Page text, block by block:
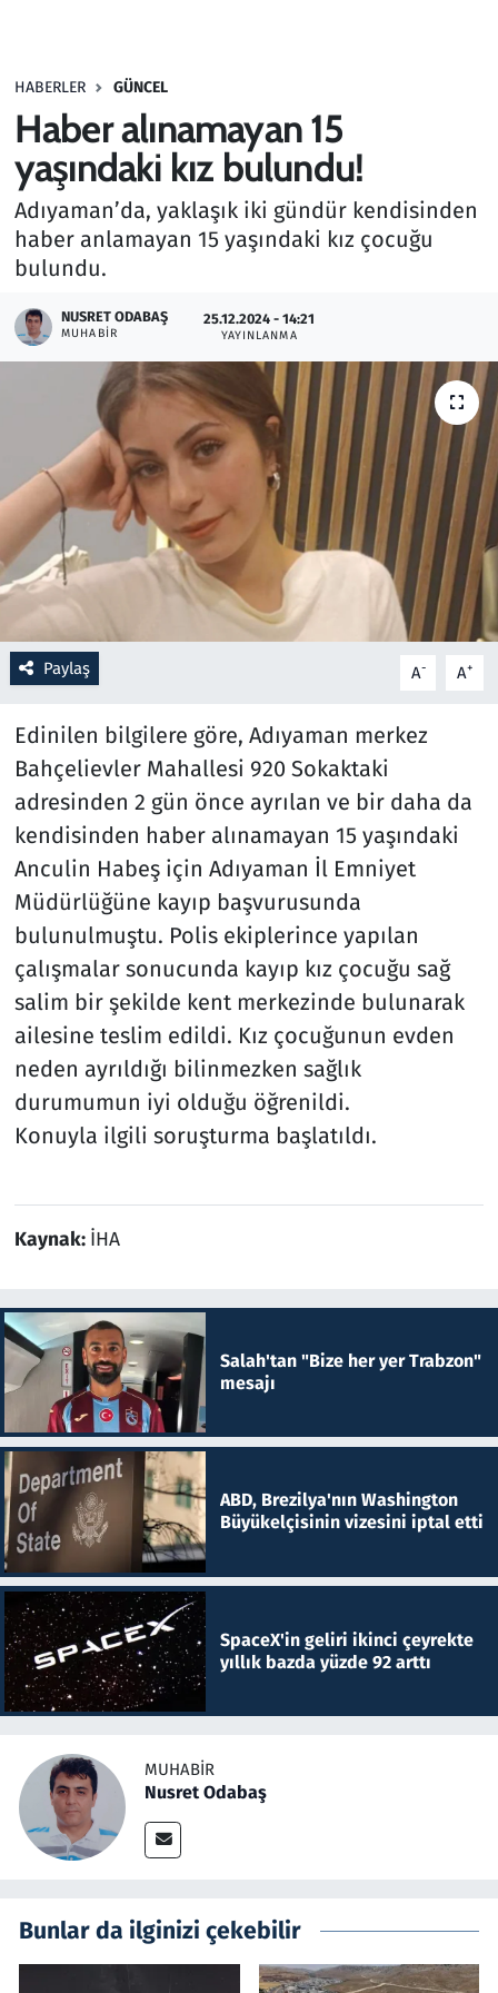
HABERLER GÜNCEL
Haber alınamayan 15
yaşındaki kız bulundu!
Adıyaman’da, yaklaşık iki gündür kendisinden
haber anlamayan 15 yaşındaki kız çocuğu
bulundu.
NUSRET ODABAŞ
MUHABIR
25.12.2024 - 14:21
YAYINLANMA
Paylaş A- A+
Edinilen bilgilere göre, Adıyaman merkez
Bahçelievler Mahallesi 920 Sokaktaki
adresinden 2 gün önce ayrılan ve bir daha da
kendisinden haber alınamayan 15 yaşındaki
Anculin Habeş için Adıyaman İl Emniyet
Müdürlüğüne kayıp başvurusunda
bulunulmuştu. Polis ekiplerince yapılan
çalışmalar sonucunda kayıp kız çocuğu sağ
salim bir şekilde kent merkezinde bulunarak
ailesine teslim edildi. Kız çocuğunun evden
neden ayrıldığı bilinmezken sağlık
durumumun iyi olduğu öğrenildi.
Konuyla ilgili soruşturma başlatıldı.
Kaynak: İHA
Salah'tan "Bize her yer Trabzon"
mesajı
ABD, Brezilya'nın Washington
Büyükelçisinin vizesini iptal etti
SpaceX'in geliri ikinci çeyrekte
yıllık bazda yüzde 92 arttı
MUHABIR
Nusret Odabaş
Bunlar da ilginizi çekebilir
Haber
Kültür Sanat
Kurumsal Haberler
Lezzet Durağı
Memur ve Kamu
Otomobil
Oyun
Ramazan
Resmi İlanlar
Rüya Tabirleri
Sağlık
Savunma Sanayi
Seçim 2023
Spor
Teknoloji ve Bilim
Televizyon